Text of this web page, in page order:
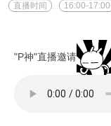
直播时间 16:00-17:00
"P神"直播邀请